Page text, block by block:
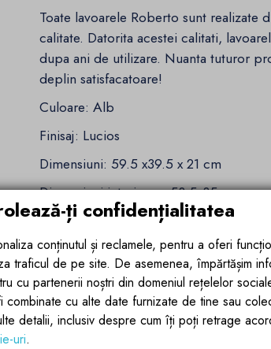
Toate lavoarele Roberto sunt realizate
calitate. Datorita acestei calitati,
dupa ani de utilizare. Nuanta tuturor
deplin satisfacatoare!
Culoare: Alb
Finisaj: Lucios
Dimensiuni: 59.5 x39.5 x 21 cm
Dimensiuni interioare: 53.5x35 cm
Detalii ale produsului
Recenzii (1)
ți confidențialitatea
conținutul și reclamele, pentru a oferi
traficul de pe site. De asemenea, împărtășim
cu partenerii noștri din domeniul rețelelor
cu alte date furnizate de tine sau
detalii, inclusiv despre cum îți poți retrage
uri.